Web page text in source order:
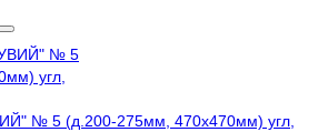
№ 5 (д.200-275мм, 470х470мм) угл,